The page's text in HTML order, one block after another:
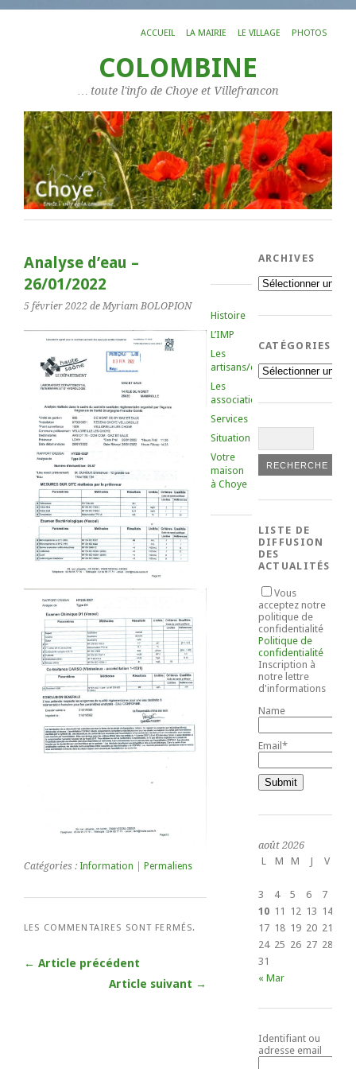
ACCUEIL LA MAIRIE LE VILLAGE PHOTOS
COLOMBINE
… toute l'info de Choye et Villefrancon
Analyse d’eau –
26/01/2022
5 février 2022 de Myriam BOLOPION
Catégories : Information Permaliens
LES COMMENTAIRES SONT FERMÉS.
← Article précédent
Article suivant →
Histoire
L’IMP
Les
artisans/commerçants
Les
associations
Services
Situation
Votre
maison
à Choye
ARCHIVES
Archives
CATÉGORIES
Catégories
LISTE DE
DIFFUSION
DES
ACTUALITÉS
Vous
acceptez notre
politique de
confidentialité
Politique de
confidentialité
Inscription à
notre lettre
d'informations
Name
Email*
août 2026
L
M M J V
3
4 5 6 7
10 11 12 13 14
17 18 19 20 21
24 25 26 27 28
31
« Mar
Identifiant ou
adresse email